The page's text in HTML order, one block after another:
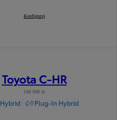
Corolla Sedan
Konfiguruj
Toyota C-HR
140 900 zł
Hybrid Plug-In Hybrid